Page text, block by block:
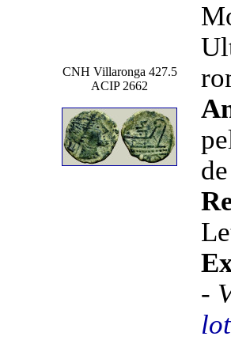
CNH Villaronga 427.5
ACIP 2662
-